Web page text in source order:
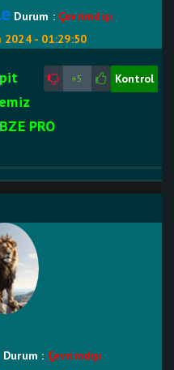
Durum : Çevrimdışı
2024 - 01:29:50
+5 Kontrol
PRO
Durum : Çevrimdışı